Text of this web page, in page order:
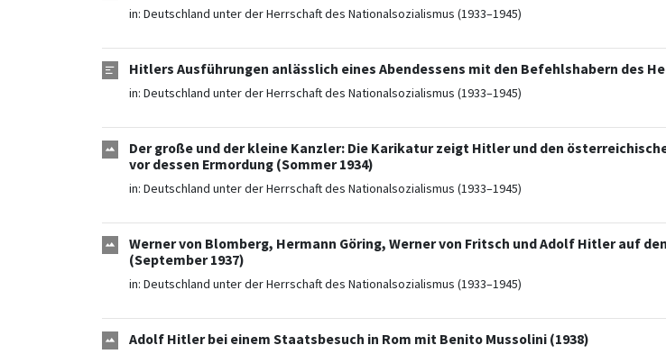
in: Deutschland unter der Herrschaft des Nationalsozialismus (1933–1945)
Hitlers Ausführungen anlässlich eines Abendessens mit den Befehlshabern des
in: Deutschland unter der Herrschaft des Nationalsozialismus (1933–1945)
Der große und der kleine Kanzler: Die Karikatur zeigt Hitler und den
vor dessen Ermordung (Sommer 1934)
in: Deutschland unter der Herrschaft des Nationalsozialismus (1933–1945)
Werner von Blomberg, Hermann Göring, Werner von Fritsch und Adolf Hitler auf
(September 1937)
in: Deutschland unter der Herrschaft des Nationalsozialismus (1933–1945)
Adolf Hitler bei einem Staatsbesuch in Rom mit Benito Mussolini (1938)